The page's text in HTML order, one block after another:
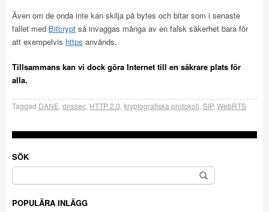
Även om de onda inte kan skilja på bytes och bitar som i senaste
fallet med Bitcrypt så invaggas många av en falsk säkerhet bara för
att exempelvis https används.
Tillsammans kan vi dock göra Internet till en säkrare plats för
alla.
Taggad DANE dnssec HTTP 2.0 kryptografiska protokoll SIP, WebRTS
SÖK
Sök
efter:
POPULÄRA INLÄGG